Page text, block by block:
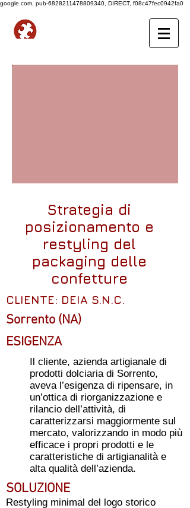
google.com, pub-6828211478809340, DIRECT, f08c47fec0942fa0
Strategia di
posizionamento e
restyling del
packaging delle
confetture
CLIENTE: DEIA S.N.C.
Sorrento (NA)
ESIGENZA
Il cliente, azienda artigianale di
prodotti dolciaria di Sorrento,
aveva l’esigenza di ripensare, in
un’ottica di riorganizzazione e
rilancio dell’attività, di
caratterizzarsi maggiormente sul
mercato, valorizzando in modo più
efficace i propri prodotti e le
caratteristiche di artigianalità e
alta qualità dell’azienda.
SOLUZIONE
Restyling minimal del logo storico